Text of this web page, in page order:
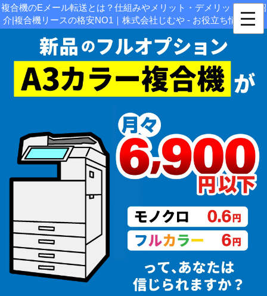
複合機のEメール転送とは？仕組みやメリット・デメリットをご紹
介|複合機リースの格安NO1｜株式会社じむや - お役立ち情報関連